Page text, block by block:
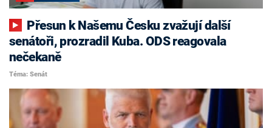
senátoři, prozradil Kuba. ODS reagovala
nečekaně
Téma: Senát